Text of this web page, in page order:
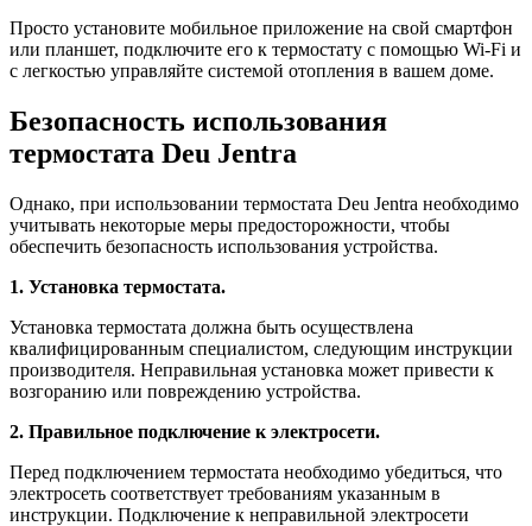
Просто установите мобильное приложение на свой смартфон
или планшет, подключите его к термостату с помощью Wi-Fi и
с легкостью управляйте системой отопления в вашем доме.
Безопасность использования
термостата Deu Jentra
Однако, при использовании термостата Deu Jentra необходимо
учитывать некоторые меры предосторожности, чтобы
обеспечить безопасность использования устройства.
1. Установка термостата.
Установка термостата должна быть осуществлена
квалифицированным специалистом, следующим инструкции
производителя. Неправильная установка может привести к
возгоранию или повреждению устройства.
2. Правильное подключение к электросети.
Перед подключением термостата необходимо убедиться, что
электросеть соответствует требованиям указанным в
инструкции. Подключение к неправильной электросети